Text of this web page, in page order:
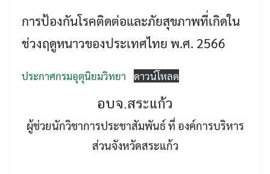
การป้องกันโรคติดต่อและภัยสุขภาพที่เกิดใน
ช่วงฤดูหนาวของประเทศไทย พ.ศ. 2566
ประกาศกรมอุตุนิยมวิทยา ดาวน์โหลด
อบจ.สระแก้ว
ผู้ช่วยนักวิชาการประชาสัมพันธ์ ที่ องค์การบริหาร
ส่วนจังหวัดสระแก้ว